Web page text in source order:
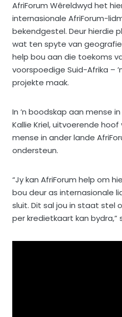
AfriForum Wêreldwyd het
internasionale AfriForum-
bekendgestel. Deur hierdie
wat ten spyte van
help bou aan die toekoms
voorspoedige Suid-Afrika ­–
projekte maak.
In ’n boodskap aan mense
Kallie Kriel, uitvoerende hoof
mense in ander lande
ondersteun.
“Jy kan AfriForum help om
bou deur as internasionale
sluit. Dit sal jou in staat stel
per kredietkaart kan bydra,”